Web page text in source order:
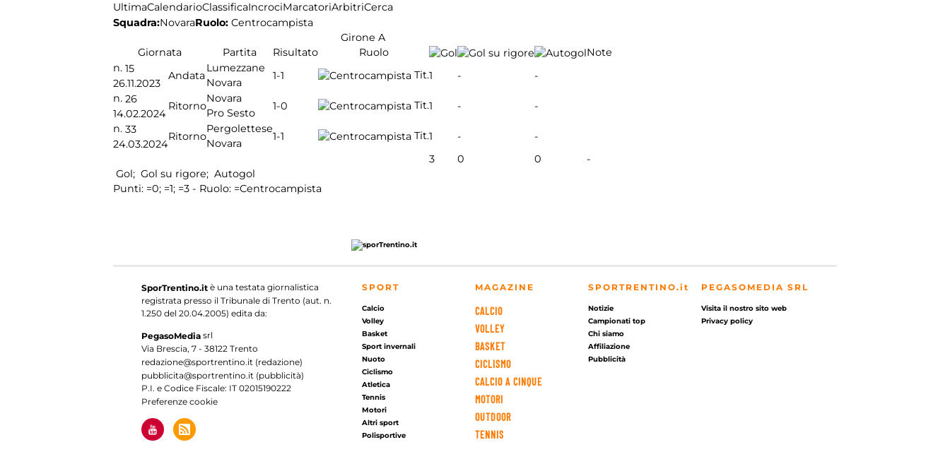
UltimaCalendarioClassificaIncrociMarcatoriArbitriCerca
Squadra:NovaraRuolo: Centrocampista
Girone A
Giornata
Partita Risultato Ruolo
Note
n. 15
26.11.2023
Andata
Lumezzane
Novara
1-1 Tit.1 -
-
n. 26
14.02.2024
Ritorno
Novara
Pro Sesto
1-0 Tit.1 -
-
n. 33
24.03.2024
Ritorno
Pergolettese
Novara
1-1 Tit.1 -
-
3
0 0
-
Gol; Gol su rigore; Autogol
Punti: =0; =1; =3 - Ruolo: =Centrocampista
SporTrentino.it è una testata giornalistica
registrata presso il Tribunale di Trento (aut. n.
1.250 del 20.04.2005) edita da:
PegasoMedia srl
Via Brescia, 7 - 38122 Trento
redazione@sportrentino.it (redazione)
pubblicita@sportrentino.it (pubblicità)
P.I. e Codice Fiscale: IT 02015190222
Preferenze cookie
SPORT
Calcio
Volley
Basket
Sport invernali
Nuoto
Ciclismo
Atletica
Tennis
Motori
Altri sport
Polisportive
MAGAZINE
CALCIO
VOLLEY
BASKET
CICLISMO
CALCIO A CINQUE
MOTORI
OUTDOOR
TENNIS
SPORTRENTINO.it
Notizie
Campionati top
Chi siamo
Affiliazione
Pubblicità
PEGASOMEDIA SRL
Visita il nostro sito web
Privacy policy